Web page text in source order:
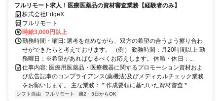
フルリモート求人！医療医薬品の資材審査業務【経験者のみ】
株式会社EdgeX
フルリモート
時給3,000円以上
勤務時間・曜日: 選考を進めながら、双方の希望の合うよう擦り合わ
せができたらと考えております。 （例） 勤務時間：月20時間以上 勤
務曜日：※希望があればなるべくお応えします。 休暇・休日：...
仕事内容: 医療用医薬品・医療機器に関するプロモーション資材およ
び広告記事のコンプライアンス(薬機法)及びメディカルチェック業務
をお願いします。 主な業務： * 作成要領に基づいた資材審査 * ...
シフト自由 フルリモート 週2・3日からOK